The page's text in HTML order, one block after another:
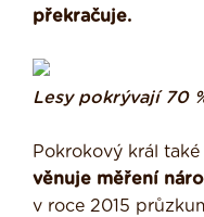
překračuje.
Lesy pokrývají 70
Pokrokový král také
věnuje měření
v roce 2015